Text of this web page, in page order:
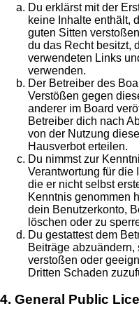
Du erklärst mit der
keine Inhalte enthält,
guten Sitten
du das Recht besitzt,
verwendeten Links
verwenden.
Der Betreiber des
Verstößen gegen
anderer im Board
Betreiber dich nach
von der Nutzung
Hausverbot erteilen.
Du nimmst zur
Verantwortung für die
die er nicht selbst
Kenntnis genommen
dein Benutzerkonto,
löschen oder zu
Du gestattest dem
Beiträge
verstoßen oder
Dritten Schaden
4. General Public